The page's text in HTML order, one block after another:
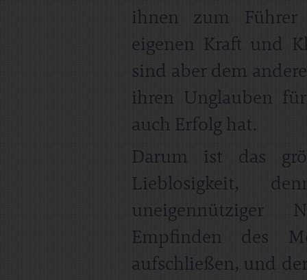
ihnen zum Führer
eigenen Kraft und
sind aber dem
ihren Unglauben
auch Erfolg hat.
Darum ist das
Lieblosigkeit,
uneigennütziger
Empfinden des
aufschließen, und